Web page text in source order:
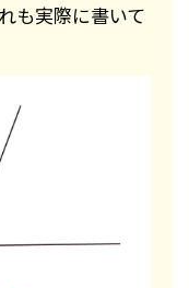
も実際に書いて